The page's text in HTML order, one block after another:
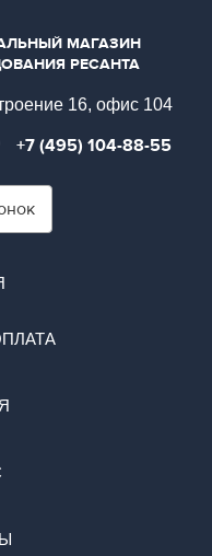
МАГАЗИН
РЕСАНТА
16, офис 104
+7 (495) 104-88-55